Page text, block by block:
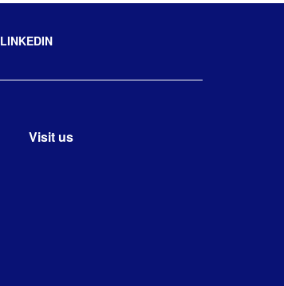
LINKEDIN
Visit us